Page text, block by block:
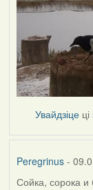
Увайдзіце ці
Peregrinus-
Сойка, сорока